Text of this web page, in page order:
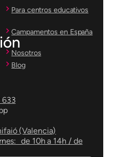
Para centros educativos
Campamentos en España
Nosotros
Blog
633
(Valencia)
de 10h a 14h / de